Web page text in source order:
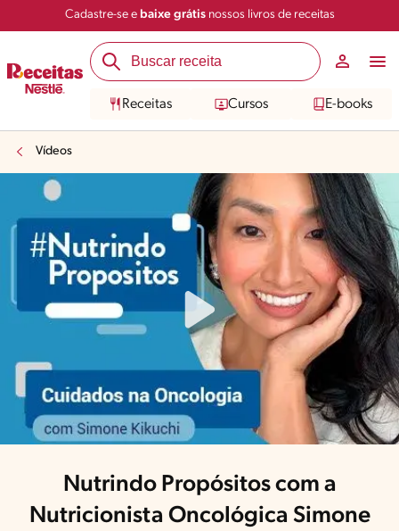
Cadastre-se e baixe grátisnossos livros de receitas
Receitas Cursos E-books
Vídeos
Nutrindo Propósitos com a
Nutricionista Oncológica Simone